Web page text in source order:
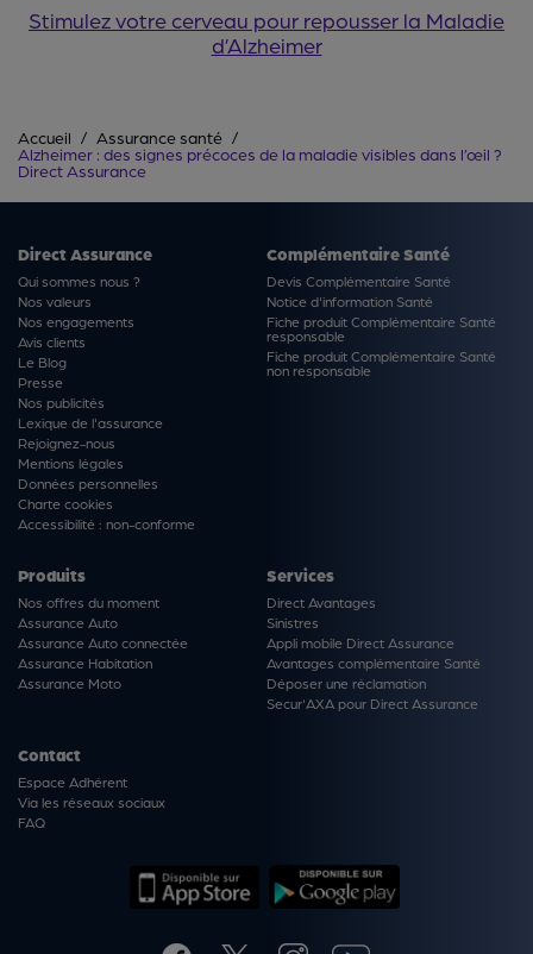
Stimulez votre cerveau pour repousser la Maladie
d’Alzheimer
Accueil
Assurance santé
Alzheimer : des signes précoces de la maladie visibles dans l’œil ?
Direct Assurance
Direct Assurance
Qui sommes nous ?
Nos valeurs
Nos engagements
Avis clients
Le Blog
Presse
Nos publicités
Lexique de l'assurance
Rejoignez-nous
Mentions légales
Données personnelles
Charte cookies
Accessibilité : non-conforme
Complémentaire Santé
Devis Complémentaire Santé
Notice d'information Santé
Fiche produit Complémentaire Santé
responsable
Fiche produit Complémentaire Santé
non responsable
Produits
Nos offres du moment
Assurance Auto
Assurance Auto connectée
Assurance Habitation
Assurance Moto
Services
Direct Avantages
Sinistres
Appli mobile Direct Assurance
Avantages complémentaire Santé
Déposer une réclamation
Secur'AXA pour Direct Assurance
Contact
Espace Adhérent
Via les réseaux sociaux
FAQ